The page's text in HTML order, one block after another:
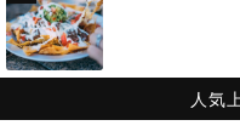
人気